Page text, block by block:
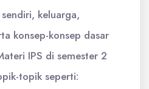
keluarga,
konsep-konsep dasar
IPS di semester 2
topik seperti: